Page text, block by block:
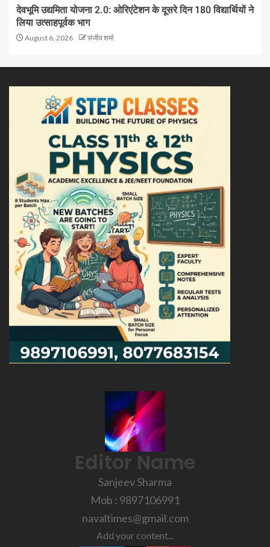
देवभूमि उद्यमिता योजना 2.0: ओरिएंटेशन के दूसरे दिन 180 विद्यार्थियों ने
लिया उत्साहपूर्वक भाग
August 6, 2026 संजीव शर्मा
Editor Name
Sanjeev Sharma
Mob : 9897106991
navaltimes@gmail.com
Add your content...